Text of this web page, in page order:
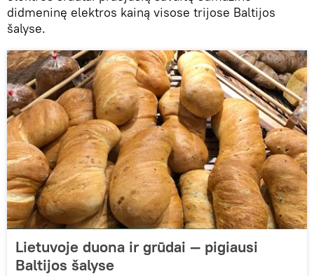
didmeninę elektros kainą visose trijose Baltijos
šalyse.
Lietuvoje duona ir grūdai — pigiausi
Baltijos šalyse